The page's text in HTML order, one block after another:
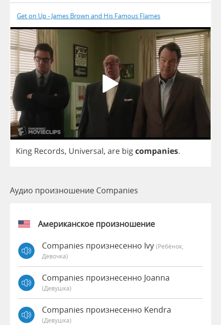
Get on Up - James Brown and His Famous Flames
King Records, Universal, are bigcompanies.
Аудио произношение Companies
Американское произношение
Companies произнесенно Ivy (Ребёнок,
Девочка)
Companies произнесенно Joanna
(девушка)
Companies произнесенно Kendra
(девушка)